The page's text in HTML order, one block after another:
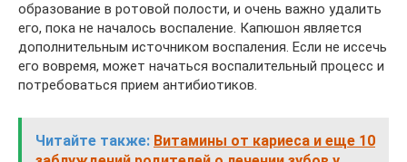
образование в ротовой полости, и очень важно удалить
его, пока не началось воспаление. Капюшон является
дополнительным источником воспаления. Если не иссечь
его вовремя, может начаться воспалительный процесс и
потребоваться прием антибиотиков.
Читайте также: Витамины от кариеса и еще 10